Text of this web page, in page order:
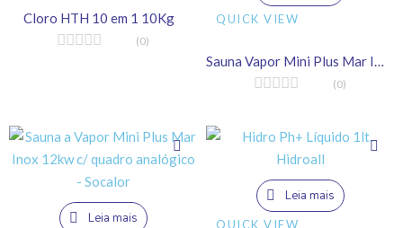
Cloro HTH 10 em 1 10Kg
(0)
QUICK VIEW
Sauna Vapor Mini Plus Mar Inox 12kw Quadro Digital Socalor
(0)
Leia mais
Leia mais
QUICK VIEW